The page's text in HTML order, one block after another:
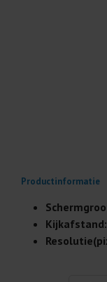
Productinformatie
Kijkafstand: